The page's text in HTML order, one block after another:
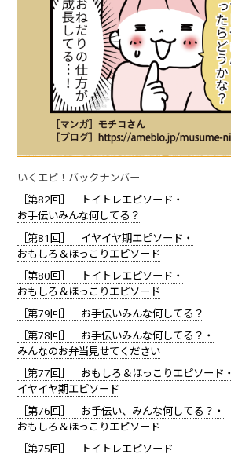
いくエピ！バックナンバー
［第82回］ トイトレエピソード・
お手伝いみんな何してる？
［第81回］ イヤイヤ期エピソード・
おもしろ＆ほっこりエピソード
［第80回］ トイトレエピソード・
おもしろ＆ほっこりエピソード
［第79回］ お手伝いみんな何してる？
［第78回］ お手伝いみんな何してる？・
みんなのお弁当見せてください
［第77回］ おもしろ＆ほっこりエピソード・
イヤイヤ期エピソード
［第76回］ お手伝い、みんな何してる？・
おもしろ＆ほっこりエピソード
［第75回］ トイトレエピソード